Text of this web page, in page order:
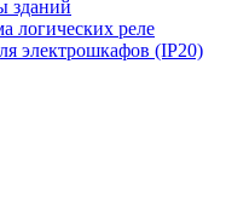
зданий
логических реле
электрошкафов (IP20)